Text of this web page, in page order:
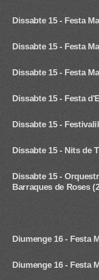
Dissabte 15 - Festa
Dissabte 15 - Festa
Dissabte 15 - Festa
Dissabte 15 - Festa
Dissabte 15 -
Dissabte 15 - Nits de
Dissabte 15 -
Barraques de Roses
Diumenge 16 - Festa
Diumenge 16 - Festa